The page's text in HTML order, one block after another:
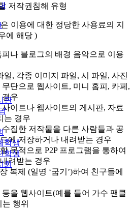
판
학생
학생
회
저작권침해 유형
이용에 대한 정당한 사용료의 지
에 해당 )
나 블로그의 배경 음악으로 이용
일, 각종 이미지 파일, 시 파일, 사진
단으로 웹사이트, 미니 홈피, 카페,
경우
이트나 웹사이트의 게시판, 자료
는 경우
집한 저작물을 다른 사람들과 공
에 저장하거나 내려받는 경우
목적으로 P2P 프로그램을 통하여
려받는 경우
복제 (일명 ‘굽기’)하여 친구들에
을 웹사이트(예를 들어 가수 팬클
행위